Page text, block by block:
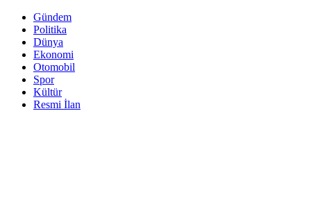
Gündem
Politika
Dünya
Ekonomi
Otomobil
Spor
Kültür
Resmi İlan